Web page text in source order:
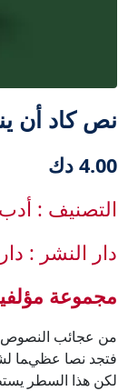
نص كاد أن
4.00 دك
التصنيف : أدب
دار النشر :
مجموعة
من عجائب النصوص
فتجد نصا عظيﻤﺎ
لكن هذا السطر